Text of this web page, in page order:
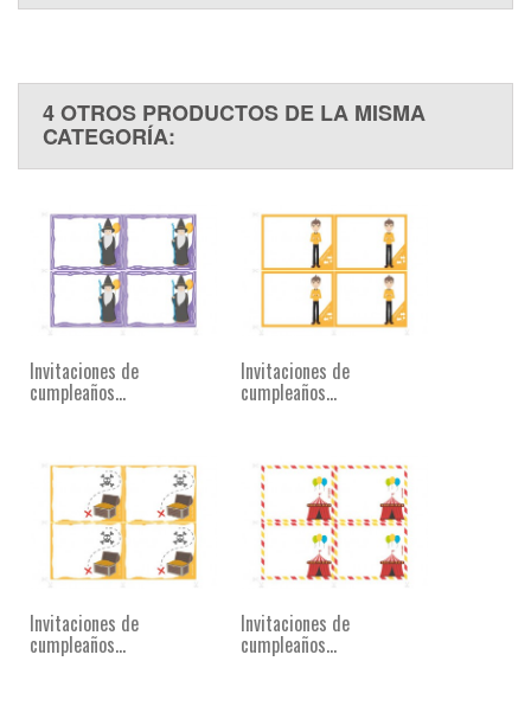
4 OTROS PRODUCTOS DE LA MISMA
CATEGORÍA:
Invitaciones de
cumpleaños...
Invitaciones de
cumpleaños...
Invitaciones de
cumpleaños...
Invitaciones de
cumpleaños...